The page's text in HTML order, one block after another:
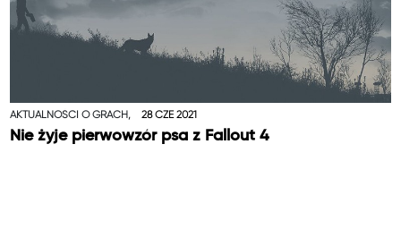
AKTUALNOŚCI O GRACH, 28 CZE 2021
Nie żyje pierwowzór psa z Fallout 4